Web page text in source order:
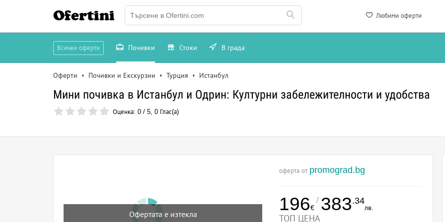
Любими оферти
Ofertini
Всички оферти Почивки Стоки В града
Оферти Почивки и Екскурзии Турция Истанбул
Мини почивка в Истанбул и Одрин: Културни забележителности и удобства
Оценка: 0 / 5, 0 Глас(а)
Офертата е изтекла
оферта от promograd.bg
196€
/ 383.34
лв.
ТОП ЦЕНА